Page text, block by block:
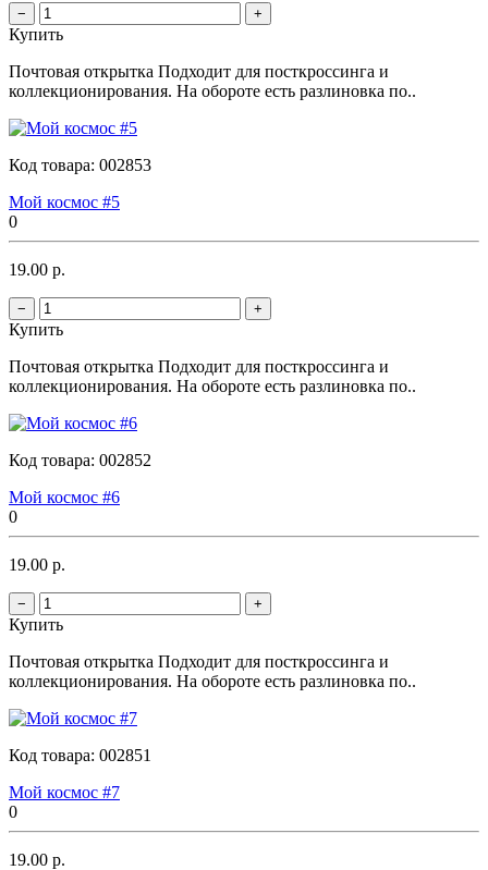
− +
Купить
Почтовая открытка Подходит для посткроссинга и
коллекционирования. На обороте есть разлиновка по..
Код товара: 002853
Мой космос #5
0
19.00 р.
− +
Купить
Почтовая открытка Подходит для посткроссинга и
коллекционирования. На обороте есть разлиновка по..
Код товара: 002852
Мой космос #6
0
19.00 р.
− +
Купить
Почтовая открытка Подходит для посткроссинга и
коллекционирования. На обороте есть разлиновка по..
Код товара: 002851
Мой космос #7
0
19.00 р.